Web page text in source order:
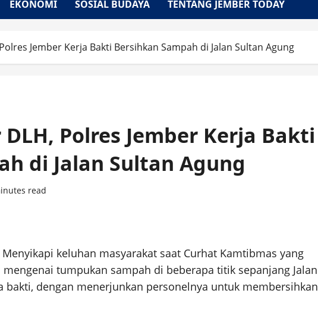
EKONOMI SOSIAL BUDAYA TENTANG JEMBER TODAY
Jember Kerja Bakti Bersihkan Sampah di Jalan Sultan Agung
Polres Jember Kerja Bakti
di Jalan Sultan Agung
read
Menyikapi keluhan masyarakat saat Curhat Kamtibmas yang
tumpukan sampah di beberapa titik sepanjang Jalan
bakti, dengan menerjunkan personelnya untuk membersihkan